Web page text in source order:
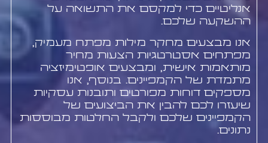
אנליטיים כדי למקסם את התשואה על
ההשקעה שלכם.
אנו מבצעים מחקר מילות מפתח מעמיק,
מפתחים אסטרטגיות הצעות מחיר
מותאמות אישית, ומבצעים אופטימיזציה
מתמדת של הקמפיינים. בנוסף, אנו
מספקים דוחות מפורטים ותובנות עסקיות
שיעזרו לכם להבין את הביצועים של
הקמפיינים שלכם ולקבל החלטות מבוססות
נתונים.